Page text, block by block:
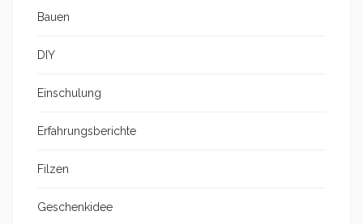
Bauen
DIY
Einschulung
Erfahrungsberichte
Filzen
Geschenkidee